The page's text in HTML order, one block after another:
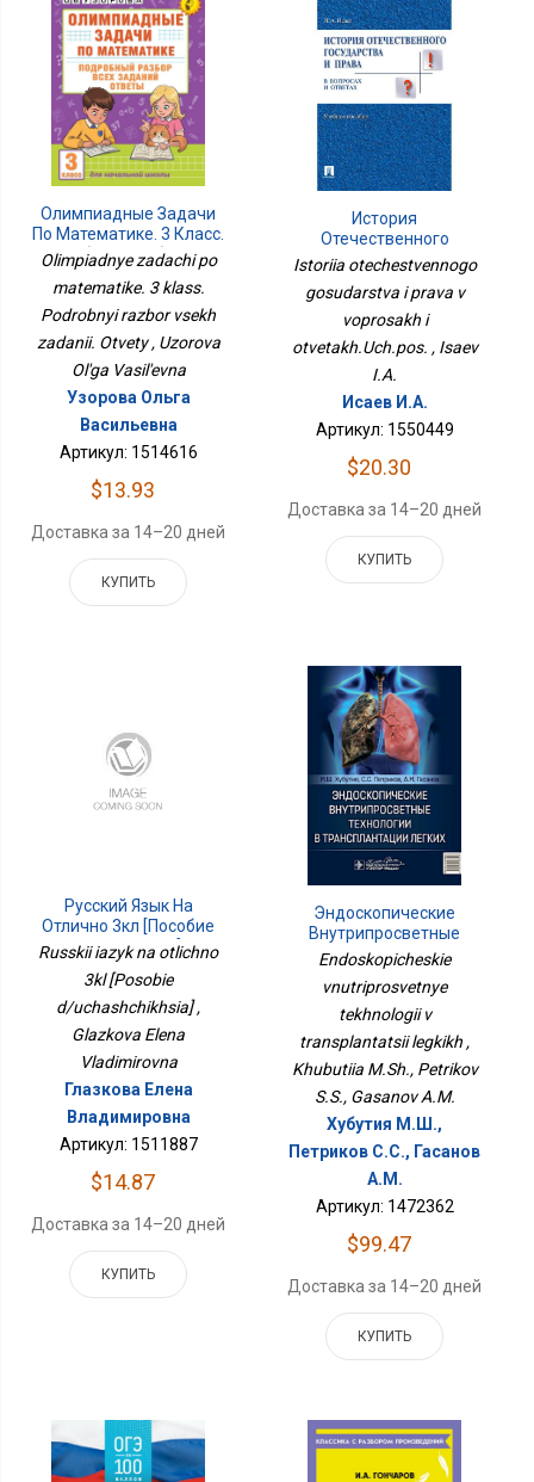
Олимпиадные Задачи
По Математике. 3 Класс.
Подробный Разбор Всех
Заданий. Ответы
Olimpiadnye zadachi po
matematike. 3 klass.
Podrobnyi razbor vsekh
zadanii. Otvety , Uzorova
Ol'ga Vasil'evna
Узорова Ольга
Васильевна
Артикул: 1514616
$13.93
Доставка за 14–20 дней
КУПИТЬ
История
Отечественного
Государства И Права В
Ответах.Уч.пос.
Istoriia otechestvennogo
gosudarstva i prava v
voprosakh i
otvetakh.Uch.pos. , Isaev
I.A.
Исаев И.А.
Артикул: 1550449
$20.30
Доставка за 14–20 дней
КУПИТЬ
Русский Язык На
Отлично 3кл [Пособие
Д/учащихся]
Russkii iazyk na otlichno
3kl [Posobie
d/uchashchikhsia] ,
Glazkova Elena
Vladimirovna
Глазкова Елена
Владимировна
Артикул: 1511887
$14.87
Доставка за 14–20 дней
КУПИТЬ
Эндоскопические
Внутрипросветные
Технологии В
Трансплантации Легких
Endoskopicheskie
vnutriprosvetnye
tekhnologii v
transplantatsii legkikh ,
Khubutiia M.Sh., Petrikov
S.S., Gasanov A.M.
Хубутия М.Ш.,
Петриков С.С., Гасанов
А.М.
Артикул: 1472362
$99.47
Доставка за 14–20 дней
КУПИТЬ